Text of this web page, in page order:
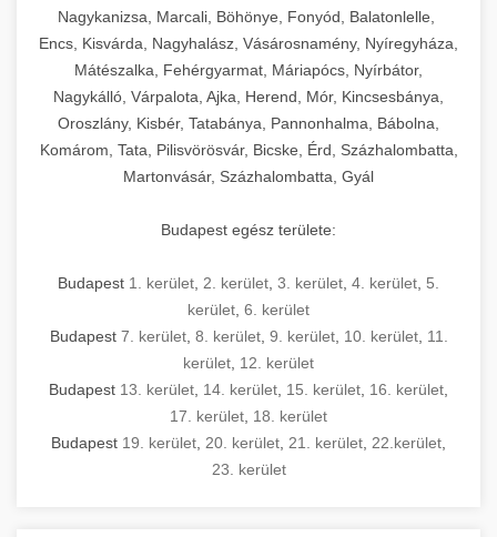
Nagykanizsa, Marcali, Böhönye, Fonyód, Balatonlelle,
Encs, Kisvárda, Nagyhalász, Vásárosnamény, Nyíregyháza,
Mátészalka, Fehérgyarmat, Máriapócs, Nyírbátor,
Nagykálló, Várpalota, Ajka, Herend, Mór, Kincsesbánya,
Oroszlány, Kisbér, Tatabánya, Pannonhalma, Bábolna,
Komárom, Tata, Pilisvörösvár, Bicske, Érd, Százhalombatta,
Martonvásár, Százhalombatta, Gyál
Budapest egész területe:
Budapest 1. kerület 2. kerület 3. kerület 4. kerület 5.
kerület 6. kerület
Budapest 7. kerület, 8. kerület, 9. kerület, 10. kerület, 11.
kerület 12. kerület
Budapest 13. kerület 14. kerület 15. kerület 16. kerület
17. kerület 18. kerület
Budapest 19. kerület 20. kerület 21. kerület 22.kerület
23. kerület